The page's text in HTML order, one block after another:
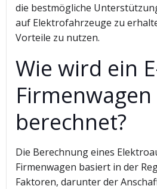
die bestmögliche
auf Elektrofahrzeuge zu
Vorteile zu nutzen.
Wie wird ein
Firmenwagen
berechnet?
Die Berechnung eines
Firmenwagen basiert in der
Faktoren, darunter der